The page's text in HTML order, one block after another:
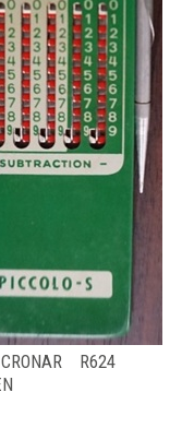
CRONAR R624